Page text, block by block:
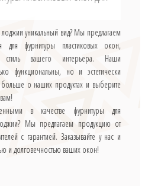
лоджии уникальный вид? Мы предлагаем
для фурнитуры пластиковых окон,
стиль вашего интерьера. Наши
функциональны, но и эстетически
больше о наших продуктах и выберите
в качестве фурнитуры для
Мы предлагаем продукцию от
с гарантией. Заказывайте у нас и
и долговечностью ваших окон!